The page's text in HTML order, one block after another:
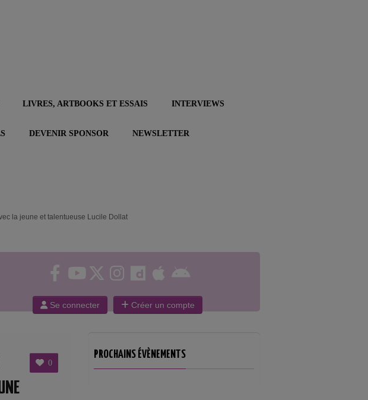
LIVRES, ARTBOOKS ET ESSAIS INTERVIEWS
DEVENIR SPONSOR NEWSLETTER
la jeune et talentueuse Lucile Dollat
Se connecter Créer un compte
0
PROCHAINS ÉVÈNEMENTS